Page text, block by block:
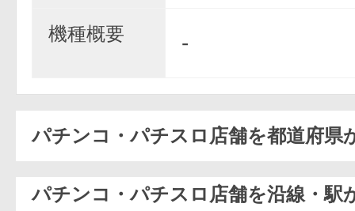
機種概要 -
パチンコ・パチスロ店舗を都道府県
パチンコ・パチスロ店舗を沿線・駅